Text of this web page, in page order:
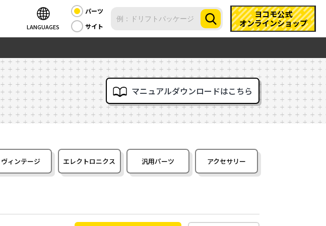
LANGUAGES
パーツ
サイト
ヨコモ公式
オンラインショップ
マニュアルダウンロードはこちら
ヴィンテージ エレクトロニクス 汎用パーツ アクセサリー